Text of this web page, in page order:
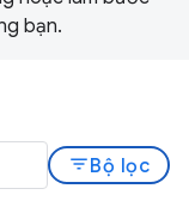
bạn.
filter_listBộ lọc